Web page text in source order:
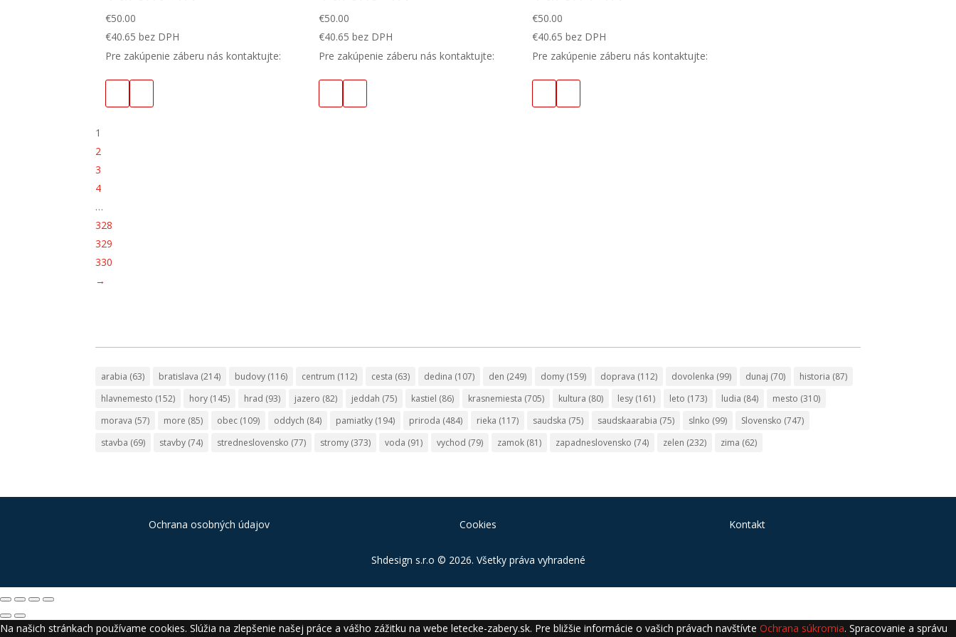
€50.00
€40.65 bez DPH
Pre zakúpenie záberu nás kontaktujte:
€50.00
€40.65 bez DPH
Pre zakúpenie záberu nás kontaktujte:
€50.00
€40.65 bez DPH
Pre zakúpenie záberu nás kontaktujte:
1
2
3
4
…
328
329
330
→
arabia (63) bratislava (214) budovy (116) centrum (112) cesta (63) dedina (107) den (249) domy (159) doprava (112) dovolenka (99) dunaj (70) historia (87)
hlavnemesto (152) hory (145) hrad (93) jazero (82) jeddah (75) kastiel (86) krasnemiesta (705) kultura (80) lesy (161) leto (173) ludia (84) mesto (310)
morava (57) more (85) obec (109) oddych (84) pamiatky (194) priroda (484) rieka (117) saudska (75) saudskaarabia (75) slnko (99) Slovensko (747)
stavba (69) stavby (74) stredneslovensko (77) stromy (373) voda (91) vychod (79) zamok (81) zapadneslovensko (74) zelen (232) zima (62)
Ochrana osobných údajov Cookies Kontakt
Shdesign s.r.o © 2026. Všetky práva vyhradené
Na našich stránkach používame cookies. Slúžia na zlepšenie našej práce a vášho zážitku na webe letecke-zabery.sk. Pre bližšie informácie o vašich právach navštívte Ochrana súkromia. Spracovanie a správu